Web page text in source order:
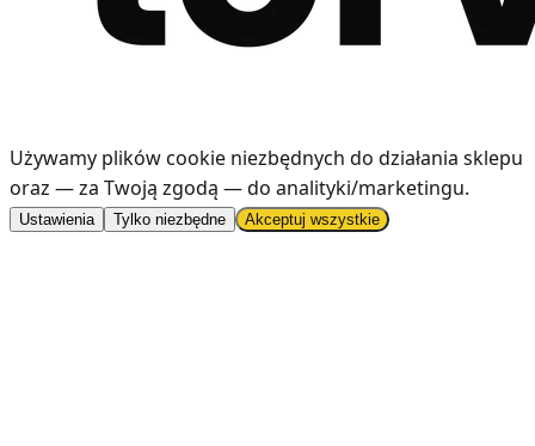
Używamy plików cookie niezbędnych do działania sklepu
oraz — za Twoją zgodą — do analityki/marketingu.
Ustawienia Tylko niezbędne Akceptuj wszystkie